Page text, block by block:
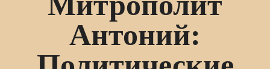
Антоний: